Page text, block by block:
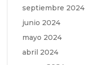
septiembre 2024
junio 2024
mayo 2024
abril 2024